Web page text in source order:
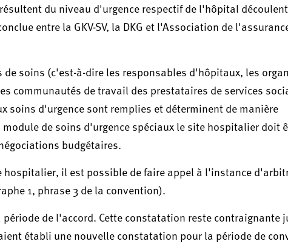
du niveau d'urgence respectif de l'hôpital
entre la GKV-SV, la DKG et l'Association de
soins (c'est-à-dire les responsables d'hôpitaux, les
communautés de travail des prestataires de services
d'urgence sont remplies et déterminent de manière
de soins d'urgence spéciaux le site hospitalier doit
budgétaires.
il est possible de faire appel à l'instance
1, phrase 3 de la convention).
de l'accord. Cette constatation reste contraignante
établi une nouvelle constatation pour la période de